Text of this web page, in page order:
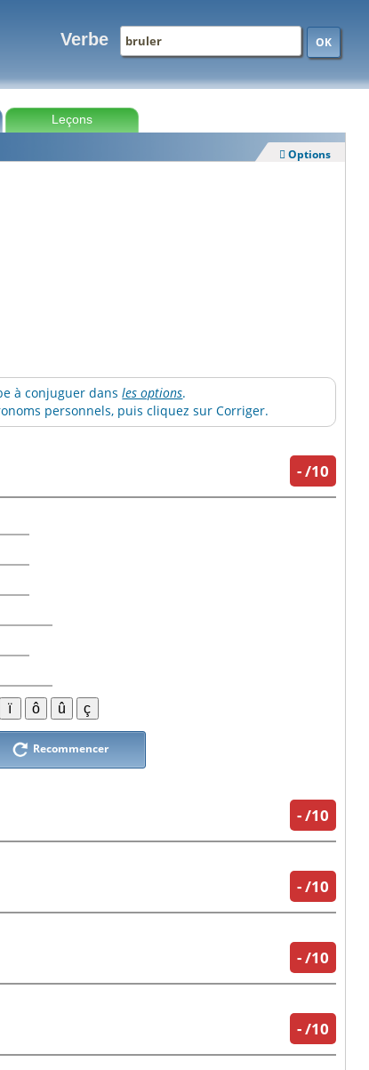
Verbe OK
Leçons
 Options
à conjuguer dansles options.
personnels, puis cliquez sur Corriger.
-/10
Recommencer
-/10
-/10
-/10
-/10